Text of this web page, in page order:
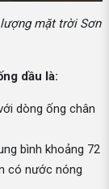
mặt trời Sơn
dầu là:
dòng ống chân
bình khoảng 72
có nước nóng